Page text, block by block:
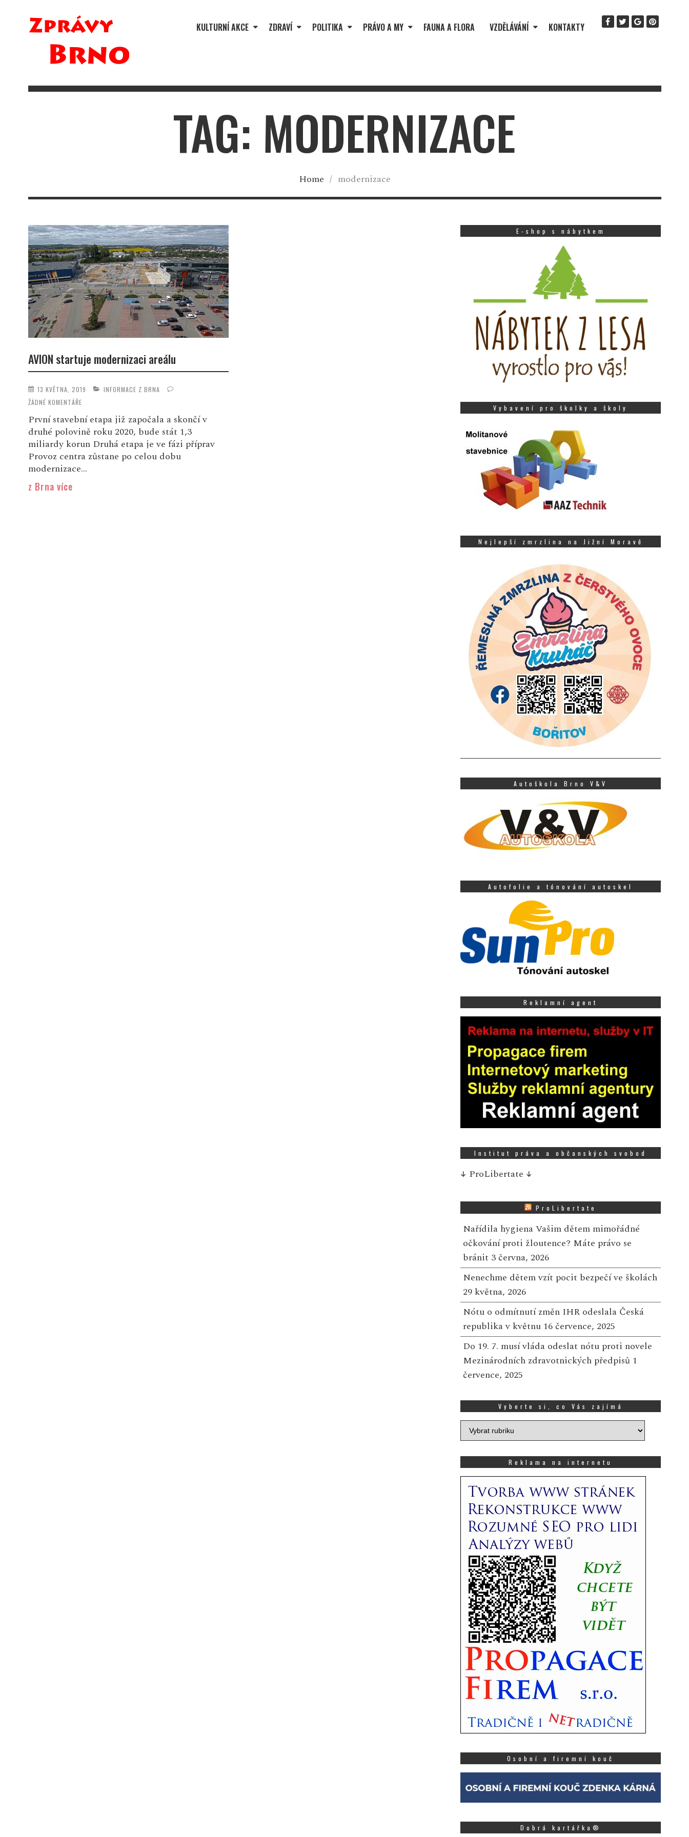
KULTURNÍ AKCE ZDRAVÍ POLITIKA PRÁVO A MY FAUNA A FLORA VZDĚLÁVÁNÍ KONTAKTY
TAG: MODERNIZACE
Home / modernizace
AVION startuje modernizaci areálu
13 KVĚTNA, 2019
INFORMACE Z BRNA
ŽÁDNÉ KOMENTÁŘE
První stavební etapa již započala a skončí v
druhé polovině roku 2020, bude stát 1,3
miliardy korun Druhá etapa je ve fázi příprav
Provoz centra zůstane po celou dobu
modernizace...
z Brna více
E-shop s nábytkem
Vybavení pro školky a školy
Nejlepší zmrzlina na Jižní Moravě
Autoškola Brno V&V
Autofolie a tónování autoskel
Reklamní agent
Institut práva a občanských svobod
↓ ProLibertate ↓
ProLibertate
Nařídila hygiena Vašim dětem mimořádné
očkování proti žloutence? Máte právo se
bránit 3 června, 2026
Nenechme dětem vzít pocit bezpečí ve školách
29 května, 2026
Nótu o odmítnutí změn IHR odeslala Česká
republika v květnu 16 července, 2025
Do 19. 7. musí vláda odeslat nótu proti novele
Mezinárodních zdravotnických předpisů 1
července, 2025
Vyberte si, co Vás zajímá
Vyberte
si,
zajímá
Reklama na internetu
Osobní a firemní kouč
Dobrá kartářka®